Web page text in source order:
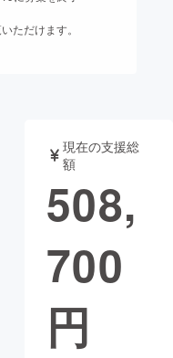
Creation
ただけます。
現在の支援総
額
508,
700
円